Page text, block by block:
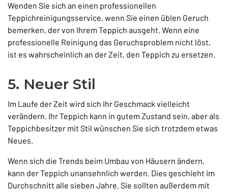
Wenden Sie sich an einen professionellen
Teppichreinigungsservice, wenn Sie einen üblen Geruch
bemerken, der von Ihrem Teppich ausgeht. Wenn eine
professionelle Reinigung das Geruchsproblem nicht löst,
ist es wahrscheinlich an der Zeit, den Teppich zu ersetzen.
5. Neuer Stil
Im Laufe der Zeit wird sich Ihr Geschmack vielleicht
verändern. Ihr Teppich kann in gutem Zustand sein, aber als
Teppichbesitzer mit Stil wünschen Sie sich trotzdem etwas
Neues.
Wenn sich die Trends beim Umbau von Häusern ändern,
kann der Teppich unansehnlich werden. Dies geschieht im
Durchschnitt alle sieben Jahre. Sie sollten außerdem mit